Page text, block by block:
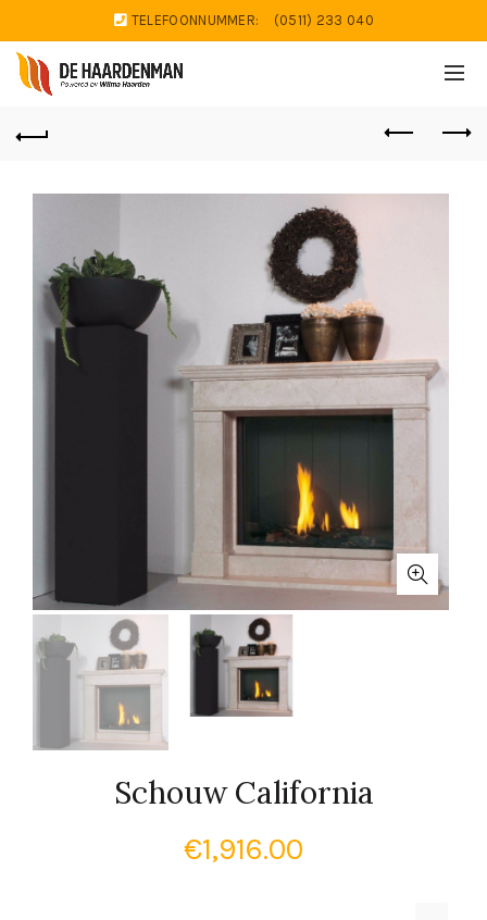
TELEFOONNUMMER: (0511) 233 040
Schouw California
€1,916.00